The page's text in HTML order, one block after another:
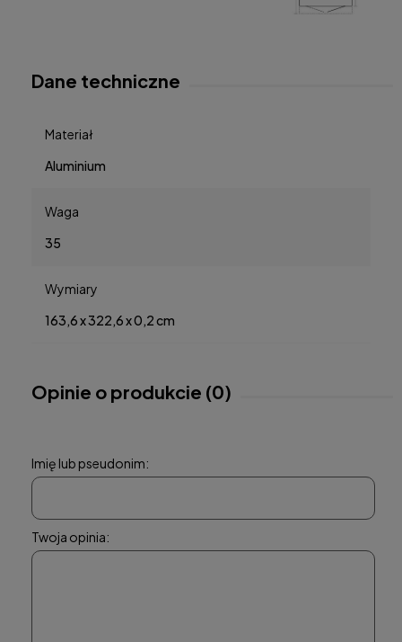
Dane techniczne
Materiał
Aluminium
Waga
35
Wymiary
163,6 x 322,6 x 0,2 cm
Opinie o produkcie (0)
Imię lub pseudonim:
Twoja opinia: